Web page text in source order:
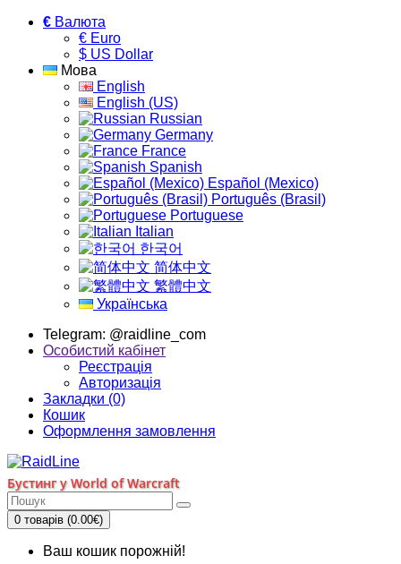
€ Валюта
€ Euro
$ US Dollar
Мова
English
English (US)
Russian
Germany
France
Spanish
Español (Mexico)
Português (Brasil)
Portuguese
Italian
한국어
简体中文
繁體中文
Українська
Telegram: @raidline_com
Особистий кабінет
Реєстрація
Авторизація
Закладки (0)
Кошик
Оформлення замовлення
Бустинг у World of Warcraft
0 товарів (0.00€)
Ваш кошик порожній!